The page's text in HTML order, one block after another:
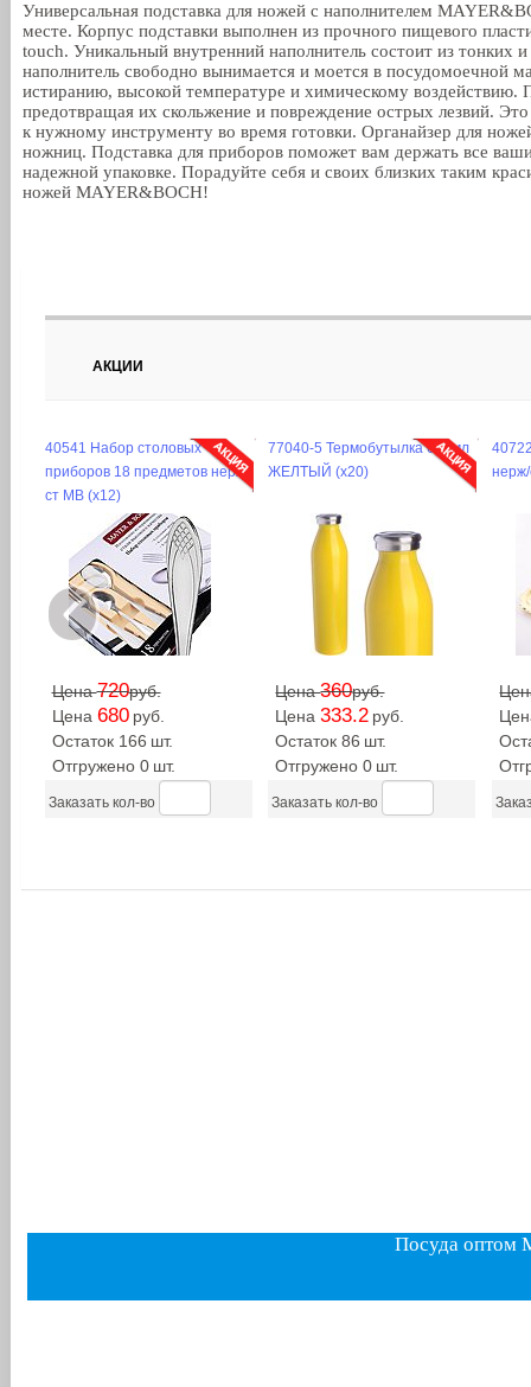
Универсальная подставка для ножей с наполнителем
месте. Корпус подставки выполнен из прочного пищевого
touch. Уникальный внутренний наполнитель состоит из
наполнитель свободно вынимается и моется в посудомоечной
истиранию, высокой температуре и химическому воздействию.
предотвращая их скольжение и повреждение острых лезвий.
к нужному инструменту во время готовки. Органайзер для
ножниц. Подставка для приборов поможет вам держать все
надежной упаковке. Порадуйте себя и своих близких таким
ножей MAYER&BOCH!
АКЦИИ
40541 Набор столовых
приборов 18 предметов нерж/
ст MB (х12)
Цена720руб.
Цена 680 руб.
Остаток 166 шт.
Отгружено 0 шт.
Заказать кол-во
77040-5 Термобутылка 600мл
ЖЕЛТЫЙ (х20)
Цена360руб.
Цена333.2 руб.
Остаток 86 шт.
Отгружено 0 шт.
Заказать кол-во
‹
Посуда оптом